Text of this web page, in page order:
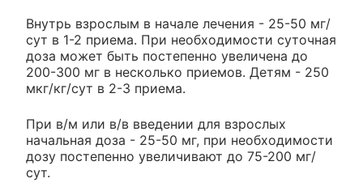
Внутрь взрослым в начале лечения - 25-50 мг/
сут в 1-2 приема. При необходимости суточная
доза может быть постепенно увеличена до
200-300 мг в несколько приемов. Детям - 250
мкг/кг/сут в 2-3 приема.
При в/м или в/в введении для взрослых
начальная доза - 25-50 мг, при необходимости
дозу постепенно увеличивают до 75-200 мг/
сут.